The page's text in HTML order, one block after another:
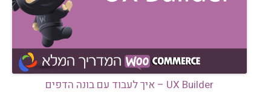
UX Builder – איך לעבוד עם בונה הדפים